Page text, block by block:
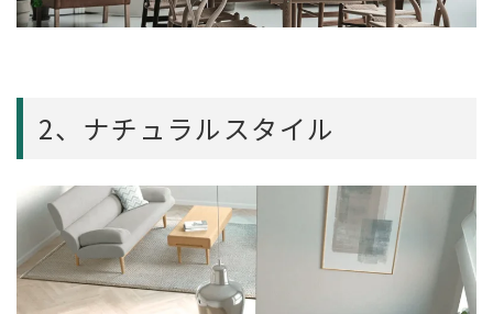
2、ナチュラルスタイル